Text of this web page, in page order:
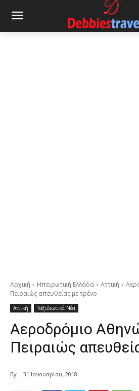
Αρχική Ηπειρωτική Ελλάδα Αττική
Πειραιώς απευθείας με τρένο
Αττική Ταξιδιωτικά Νέα
Αεροδρόμιο
Πειραιώς
By 31 Ιανουαρίου, 2018